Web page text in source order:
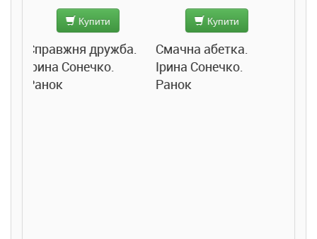
Купити
Смачна абетка.
Ірина Сонечко.
Ранок
300 грн.
Купити